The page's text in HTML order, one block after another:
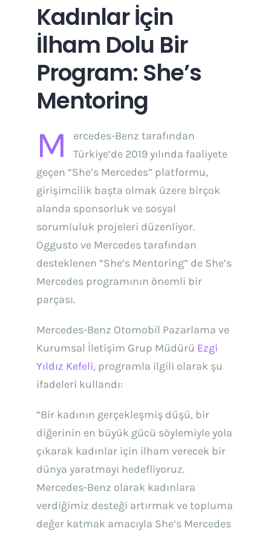
Kadınlar İçin
İlham Dolu Bir
Program: She’s
Mentoring
M
ercedes-Benz tarafından
Türkiye’de 2019 yılında faaliyete
geçen “She’s Mercedes” platformu,
girişimcilik başta olmak üzere birçok
alanda sponsorluk ve sosyal
sorumluluk projeleri düzenliyor.
Oggusto ve Mercedes tarafından
desteklenen “She’s Mentoring” de She’s
Mercedes programının önemli bir
parçası.
Mercedes-Benz Otomobil Pazarlama ve
Kurumsal İletişim Grup Müdürü Ezgi
Yıldız Kefeli, programla ilgili olarak şu
ifadeleri kullandı:
“Bir kadının gerçekleşmiş düşü, bir
diğerinin en büyük gücü söylemiyle yola
çıkarak kadınlar için ilham verecek bir
dünya yaratmayı hedefliyoruz.
Mercedes-Benz olarak kadınlara
verdiğimiz desteği artırmak ve topluma
değer katmak amacıyla She’s Mercedes